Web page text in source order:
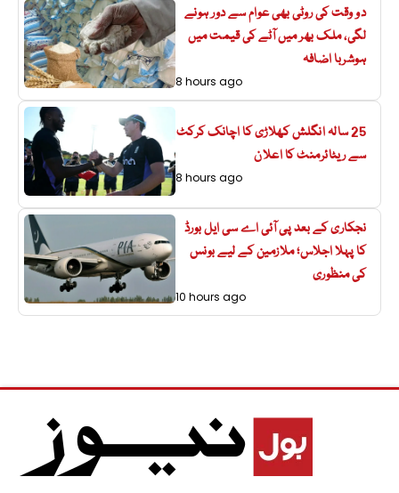
دو وقت کی روٹی بھی عوام سے دور ہونے
لگی، ملک بھر میں آٹے کی قیمت میں
ہوشربا اضافہ
8 hours ago
25 سالہ انگلش کھلاڑی کا اچانک کرکٹ
سے ریٹائرمنٹ کا اعلان
8 hours ago
نجکاری کے بعد پی آئی اے سی ایل بورڈ
کا پہلا اجلاس؛ ملازمین کے لیے بونس
کی منظوری
10 hours ago